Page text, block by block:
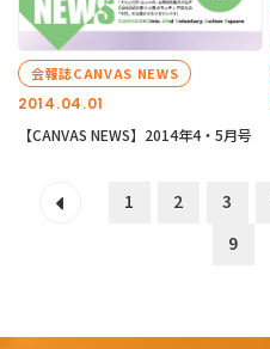
2014.04.01
会報誌CANVAS NEWS
【CANVAS NEWS】2014年4・5月号
1 2 3
9